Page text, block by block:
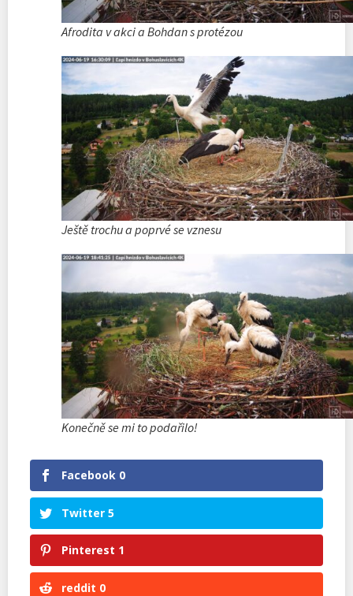
Afrodita v akci a Bohdan s protézou
Ještě trochu a poprvé se vznesu
Konečně se mi to podařilo!
Facebook 0
Twitter 5
Pinterest 1
reddit 0